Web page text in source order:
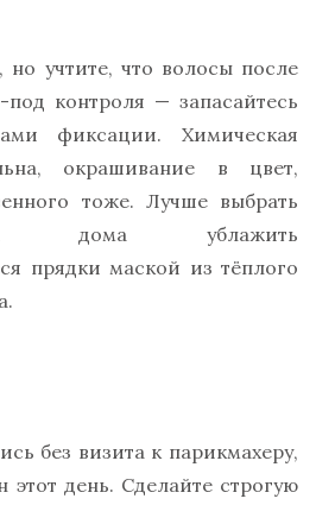
но учтите, что волосы после
контроля — запасайтесь
фиксации. Химическая
окрашивание в цвет,
тоже. Лучше выбрать
а дома ублажить
прядки маской из тёплого
без визита к парикмахеру,
этот день. Сделайте строгую